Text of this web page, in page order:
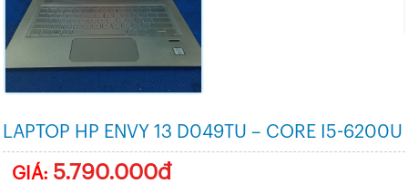
LAPTOP HP ENVY 13 D049TU – CORE I5-6200U
GIÁ: 5.790.000đ